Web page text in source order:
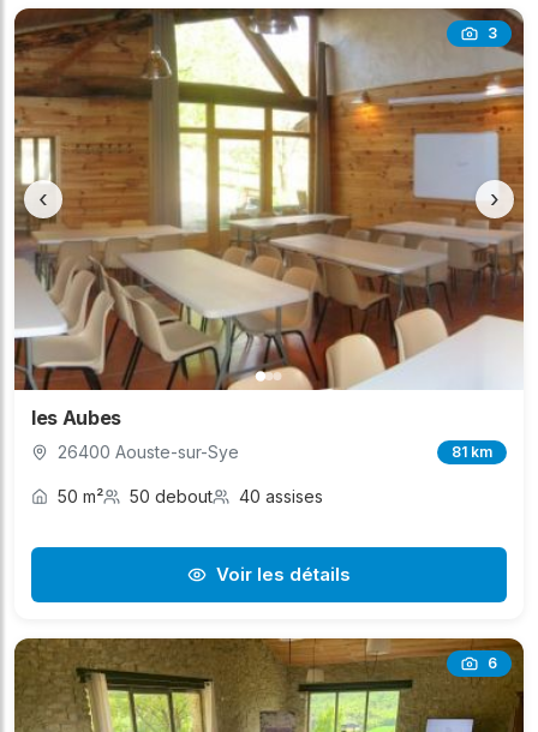
3
‹ ›
les Aubes
26400 Aouste-sur-Sye 81 km
50 m² 50 debout 40 assises
Voir les détails
6